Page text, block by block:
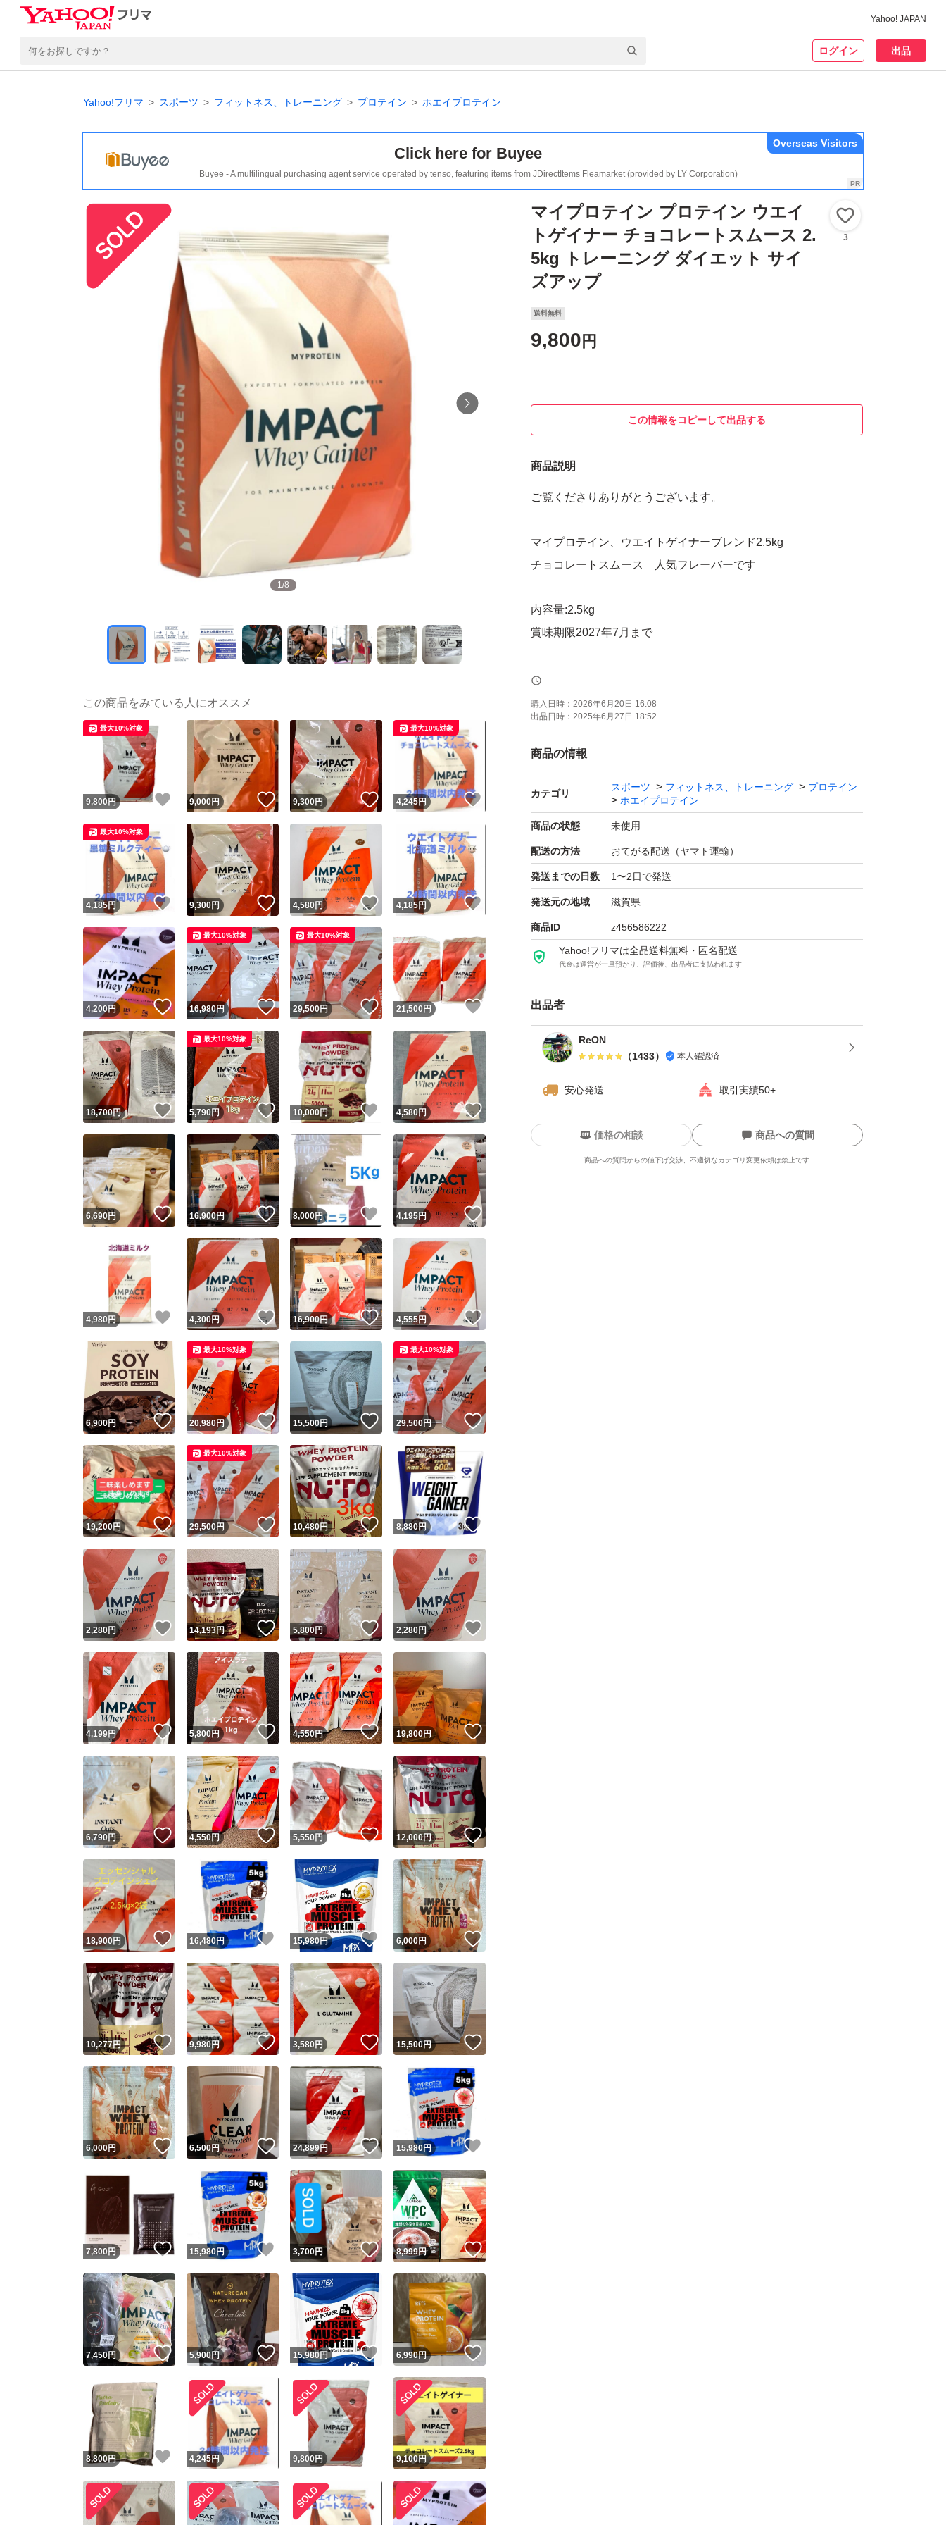
Yahoo! JAPAN
ログイン 出品
Yahoo!フリマ スポーツ フィットネス、トレーニング プロテイン ホエイプロテイン
Click here for Buyee
Buyee - A multilingual purchasing agent service operated by tenso, featuring items from JDirectItems Fleamarket (provided by LY Corporation)
Overseas Visitors
1/8
マイプロテイン プロテイン ウエイ
トゲイナー チョコレートスムース 2.
5kg トレーニング ダイエット サイ
ズアップ
3
送料無料
9,800 円
この情報をコピーして出品する
商品説明
ご覧くださりありがとうございます。
マイプロテイン、ウエイトゲイナーブレンド2.5kg
チョコレートスムース 人気フレーバーです
内容量:2.5kg
賞味期限2027年7月まで
【ブランド】
Myeprotein (マイプロテイン)
ヨーロッパNo.1栄養ブランド
商品名が「Impact ウェイト ゲイナー」から「ウエイト ゲイナー
ブレンド」にかわりましたが栄養成分や味は従来の品質はかわり
ません。
１食あたりタンパク質を31g、炭水化物を50g含有で、388kcal。
増量に必要なものが全て入っています。激しいトレーニング後の
リカバリーのサポートにも最適です。
水または牛乳500〜1000mLに大さじ3 杯（100g）
を加えてください。朝一、トレーニング直後、間食としてお召し
上がることで、カロリーを十分に摂取することができます。
【食品表示】
テインコンセントレート（乳成分）（乳化剤（大豆レシチン、ヒ
購入日時： 2026年6月20日 16:08
出品日時： 2025年6月27日 18:52
商品の情報
カテゴリ
スポーツ フィットネス、トレーニング
プロテイン
ホエイプロテイン
商品の状態 未使用
配送の方法 おてがる配送（ヤマト運輸）
発送までの日数 1〜2日で発送
発送元の地域 滋賀県
商品ID z456586222
Yahoo!フリマは全品送料無料・匿名配送
代金は運営が一旦預かり、評価後、出品者に支払われます
出品者
ReON
（1433） 本人確認済
安心発送 取引実績50+
ユーザーの実績について
Yahoo!フリマが定めた一定の基準を満たしたユーザーにバッジを付与しています
安心取引出品者
安心取引出品者 Yahoo!フリマの基準をクリアした安心・安全なユーザーです
取引実績
取引実績◯+ このユーザーはYahoo!フリマの取引を完了させた実績があります
他フリマ実績◯+ このユーザーは他フリマサービスでの取引実績があります
スピード&安心発送
※このバッジは実績に基づく表示であり、発送を保証しているものではありません
スピード＆安心発送
このユーザーは高頻度で24時間以内＆設定した発送日数内に発送してい
ます
このユーザーは高頻度で24時間以内に発送しています
安心発送 このユーザーは設定した発送日数内に発送しています
価格の相談 商品への質問
商品への質問からの値下げ交渉、不適切なカテゴリ変更依頼は禁止です
この商品の情報をコピーします
商品画像の無断転載は禁止されています
コピーは1商品につき1回です
出品ページへ
この商品をみている人にオススメ
9,800円 いいね！
最大10%対象
9,000円 いいね！
9,300円 いいね！
4,245円
最大10%対象
4,185円 いいね！
最大10%対象
9,300円 いいね！
4,580円 いいね！
4,185円
4,200円 いいね！
16,980円 いいね！
最大10%対象
29,500円 いいね！
最大10%対象
21,500 円
18,700円 いいね！
5,790円 いいね！
最大10%対象
10,000円 いいね！
4,580円 いいね！
6,690円 いいね！
16,900円 いいね！
8,000円 いいね！
4,195円
4,980円 いいね！
4,300円 いいね！
16,900円 いいね！
4,555円
6,900円 いいね！
20,980円 いいね！
最大10%対象
15,500円 いいね！
29,500円 いいね！
最大10%対象
19,200円 いいね！
29,500円 いいね！
最大10%対象
10,480円 いいね！
8,880円
2,280円 いいね！
14,193円 いいね！
5,800円 いいね！
2,280円
4,199円 いいね！
5,800円 いいね！
4,550円 いいね！
19,800円
6,790円 いいね！
4,550円 いいね！
5,550円 いいね！
12,000円 いいね！
18,900円 いいね！
16,480円 いいね！
15,980円 いいね！
6,000円
10,277円 いいね！
9,980円 いいね！
3,580円 いいね！
15,500円
6,000円 いいね！
6,500円 いいね！
24,899円 いいね！
15,980円
7,800円 いいね！
15,980円 いいね！
3,700円 いいね！
8,999円 いいね！
7,450円 いいね！
5,900円 いいね！
15,980 円 いいね！
6,990円
8,800円 いいね！
4,245円 9,800円 9,100円